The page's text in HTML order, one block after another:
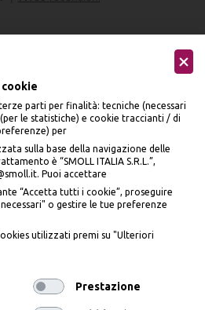
parti per finalità: tecniche (necessari
le statistiche) e cookie traccianti / di
per
sulla base della navigazione delle
è “SMOLL ITALIA S.R.L.”,
Puoi accettare
“Accetta tutti i cookie”, proseguire
o gestire le tue preferenze
utilizzati premi su "Ulteriori
Prestazione